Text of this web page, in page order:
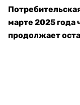
марте 2025 года
продолжает